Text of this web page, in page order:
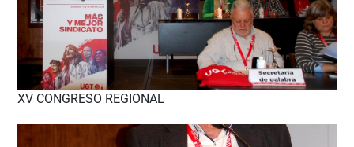
XV CONGRESO REGIONAL